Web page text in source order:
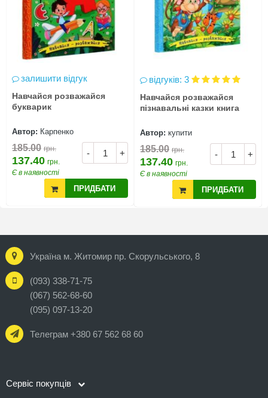
залишити відгук
Навчайся розважайся
букварик
Автор: Карпенко
- +
185.00 грн.
137.40 грн.
Є в наявності
ПРИДБАТИ
відгуків: 3
Навчайся розважайся
пізнавальні казки книга
Автор: купити
- +
185.00 грн.
137.40 грн.
Є в наявності
ПРИДБАТИ
Україна м. Житомир пр. Скорульського, 8
(093) 338-71-75
(067) 562-68-60
(095) 097-13-20
Телеграм +380 67 562 68 60
Сервіс покупців